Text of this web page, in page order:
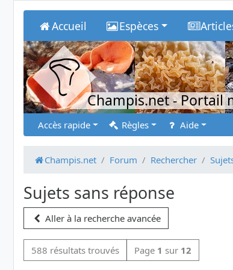
Accueil Espèces
Champis.net- Portail
Accès rapide Règles Aide
Champis.net Forum Rechercher
Sujets sans réponse
Aller à la recherche avancée
588 résultats trouvés Page 1 sur 12